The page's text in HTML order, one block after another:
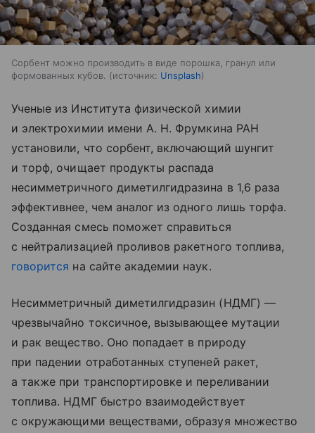
Сорбент можно производить в виде порошка, гранул или
формованных кубов.
источник: Unsplash
Ученые из Института физической химии
и электрохимии имени А. Н. Фрумкина РАН
установили, что сорбент, включающий шунгит
и торф, очищает продукты распада
несимметричного диметилгидразина в 1,6 раза
эффективнее, чем аналог из одного лишь торфа.
Созданная смесь поможет справиться
с нейтрализацией проливов ракетного топлива,
говорится на сайте академии наук.
Несимметричный диметилгидразин (НДМГ) —
чрезвычайно токсичное, вызывающее мутации
и рак вещество. Оно попадает в природу
при падении отработанных ступеней ракет,
а также при транспортировке и переливании
топлива. НДМГ быстро взаимодействует
с окружающими веществами, образуя множество